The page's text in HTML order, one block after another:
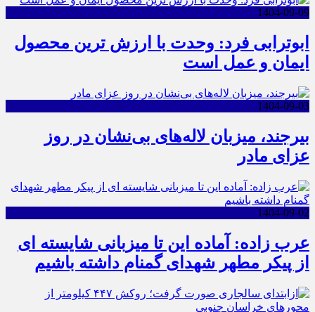
1404-09-09
ابوترابی فرد: وحدت با ارزش ترین محصول
ایمان و عمل است
1404-09-03
بیرجند، میزبان لاله‌های بی‌نشان در روز
عزای مادر
1404-09-02
عرب زاده: آماده این تا میزبانی شایسته ای
از پیکر مطهر شهدای گمنام داشته باشیم